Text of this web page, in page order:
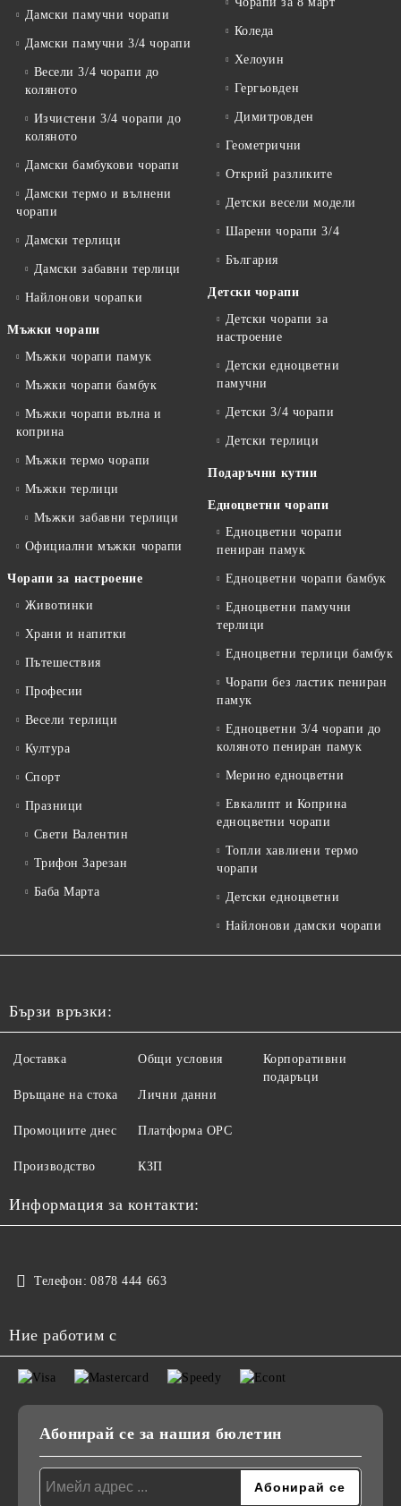
Дамски памучни чорапи
Дамски памучни 3/4 чорапи
Весели 3/4 чорапи до
коляното
Изчистени 3/4 чорапи до
коляното
Дамски бамбукови чорапи
Дамски термо и вълнени
чорапи
Дамски терлици
Дамски забавни терлици
Найлонови чорапки
Мъжки чорапи
Мъжки чорапи памук
Мъжки чорапи бамбук
Мъжки чорапи вълна и
коприна
Мъжки термо чорапи
Мъжки терлици
Мъжки забавни терлици
Официални мъжки чорапи
Чорапи за настроение
Животинки
Храни и напитки
Пътешествия
Професии
Весели терлици
Култура
Спорт
Празници
Свети Валентин
Трифон Зарезан
Баба Марта
Коледа
Хелоуин
Гергьовден
Димитровден
Геометрични
Открий разликите
Детски весели модели
Шарени чорапи 3/4
България
Детски чорапи
Детски чорапи за
настроение
Детски едноцветни
памучни
Детски 3/4 чорапи
Детски терлици
Подаръчни кутии
Едноцветни чорапи
Едноцветни чорапи
пениран памук
Едноцветни чорапи бамбук
Едноцветни памучни
терлици
Едноцветни терлици бамбук
Чорапи без ластик пениран
памук
Едноцветни 3/4 чорапи до
коляното пениран памук
Мерино едноцветни
Евкалипт и Коприна
едноцветни чорапи
Топли хавлиени термо
чорапи
Детски едноцветни
Найлонови дамски чорапи
Бързи връзки:
Доставка
Връщане на стока
Промоциите днес
Производство
Общи условия
Лични данни
Платформа ОРС
КЗП
Корпоративни
подаръци
Информация за контакти:
Телефон: 0878 444 663
Ние работим с
Абонирай се за нашия бюлетин